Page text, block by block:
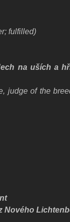
fulfilled)
na uších a
judge of the
Nového